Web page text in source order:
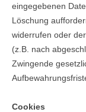
eingegebenen
Löschung
widerrufen oder
(z.B. nach
Zwingende
Cookies